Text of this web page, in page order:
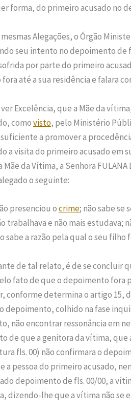
forma, do primeiro acusado no
mesmas Alegações, o Órgão
seu intento no depoimento de
por parte do primeiro
fora até a sua residência e falara
ver Excelência, que a Mãe da
comovisto, pelo Ministério
a promover a
a visita do primeiro acusado em
Mãe da Vítima, a Senhora
o seguinte:
presenciou ocrime; não sabe
trabalhava e não mais estudava;
sabe a razão pela qual o seu filho
de tal relato, é de se concluir
fato de que o depoimento fora
conforme determina o artigo 15,
depoimento, colhido na fase
não encontrar ressonância em
de que a genitora da vítima, que
fls. 00) não confirmara o
a pessoa do primeiro acusado,
depoimento de fls. 00/00, a
dizendo-lhe que a vítima não se